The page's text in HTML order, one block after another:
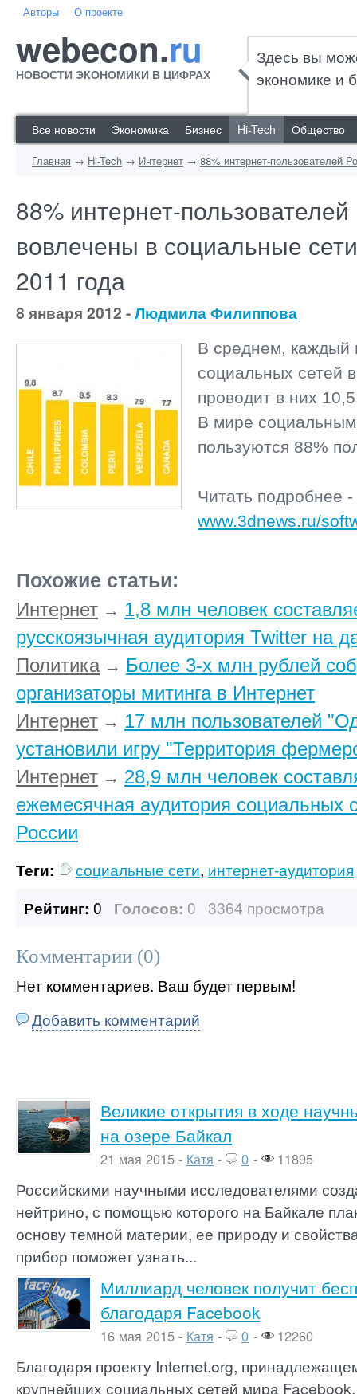
Авторы О проекте
webecon.ru
НОВОСТИ ЭКОНОМИКИ В ЦИФРАХ
Здесь вы
экономике и
Все новости Экономика Бизнес Hi-Tech Общество
Главная → Hi-Tech → Интернет → 88% интернет-пользователей
88% интернет-
вовлечены в социальные
2011 года
8 января 2012 -Людмила Филиппова
В среднем, каждый
социальных сетей
проводит в них
В мире
пользуются 88%
Читать подробнее -
www.3dnews.ru/
Похожие статьи:
Интернет → 1,8 млн человек
русскоязычная аудитория Twitter на
Политика→ Более 3-х млн рублей
организаторы митинга в Интернет
Интернет → 17 млн пользователей
установили игру "Территория
Интернет → 28,9 млн человек
ежемесячная аудитория социальных
России
Теги: социальные сети, интернет-аудитория
Рейтинг: 0 Голосов: 0 3364 просмотра
Комментарии (0)
Нет комментариев. Ваш будет первым!
Добавить комментарий
Великие открытия в ходе
на озере Байкал
21 мая 2015 - Катя - 0 - 11895
Российскими научными исследователями
нейтрино, с помощью которого на Байкале
основу темной материи, ее природу и
прибор поможет узнать...
Миллиард человек получит
благодаря Facebook
16 мая 2015 - Катя - 0 - 12260
Благодаря проекту Internet.org,
крупнейших социальных сетей мира